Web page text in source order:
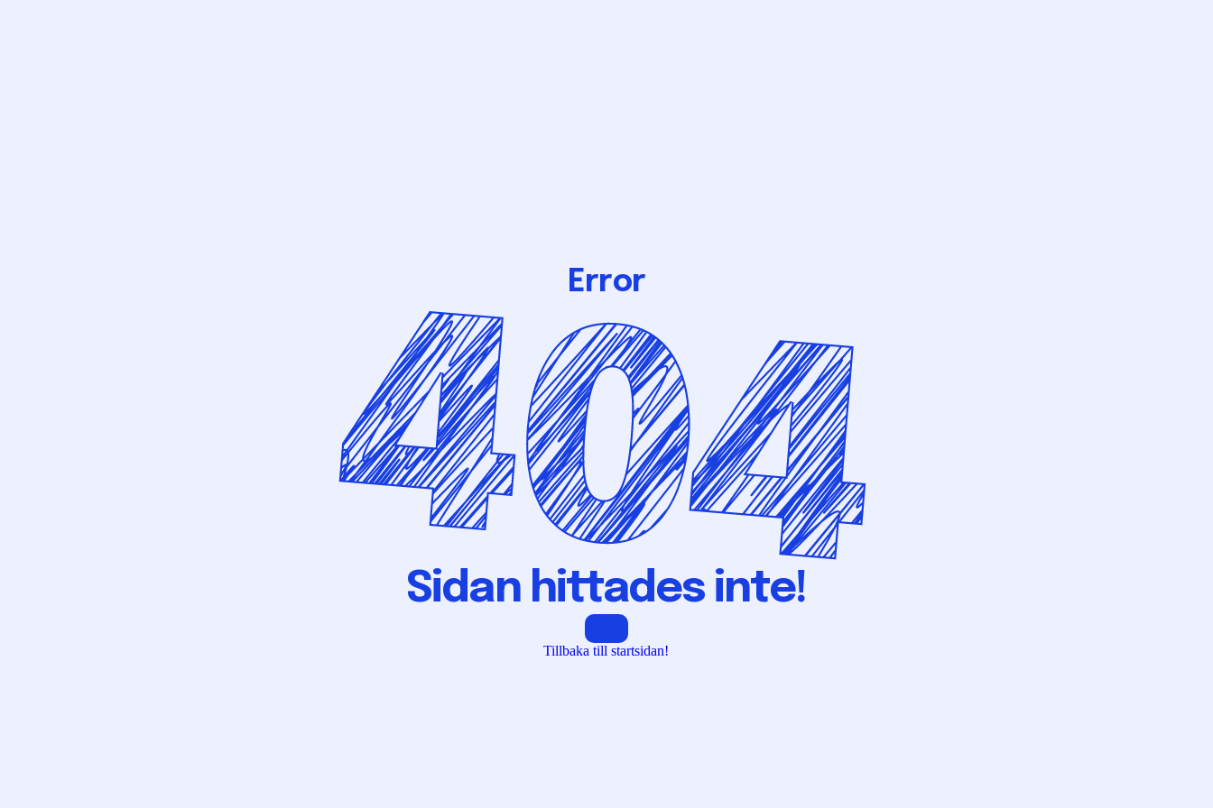
Error
Sidan hittades inte!
Tillbaka till startsidan!